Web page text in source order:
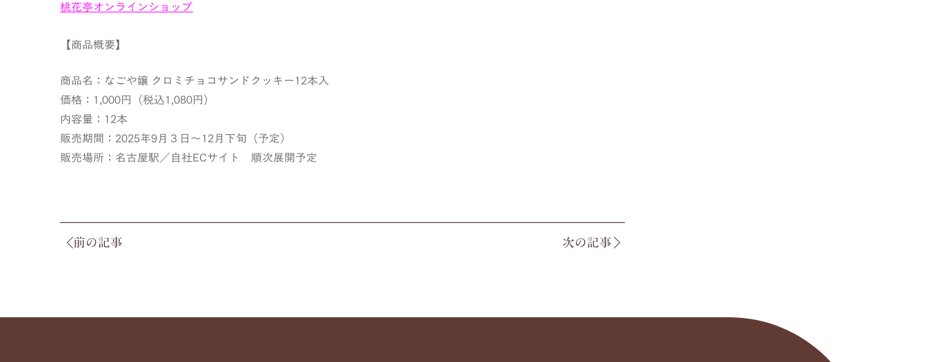
桃花亭オンラインショップ
【商品概要】
商品名：なごや嬢 クロミチョコサンドクッキー12本入
価格：1,000円（税込1,080円）
内容量：12本
販売期間：2025年9月３日～12月下旬（予定）
販売場所：名古屋駅／自社ECサイト 順次展開予定
前の記事 次の記事